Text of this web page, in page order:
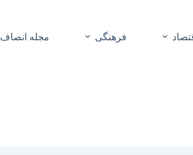
فرهنگی مجله انصاف